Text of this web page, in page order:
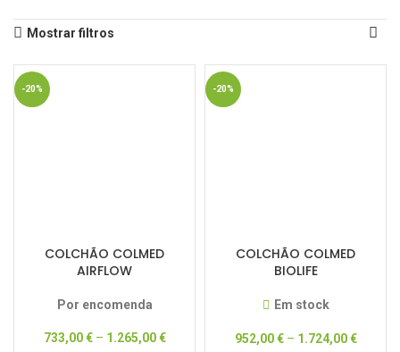
Mostrar filtros
-20%
COLCHÃO COLMED
AIRFLOW
Por encomenda
733,00€– 1.265,00€
-20%
COLCHÃO COLMED
BIOLIFE
Em stock
952,00€– 1.724,00€